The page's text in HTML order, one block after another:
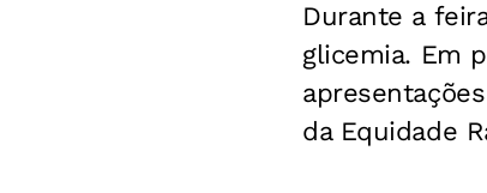
Durante a
glicemia. Em
da Equidade